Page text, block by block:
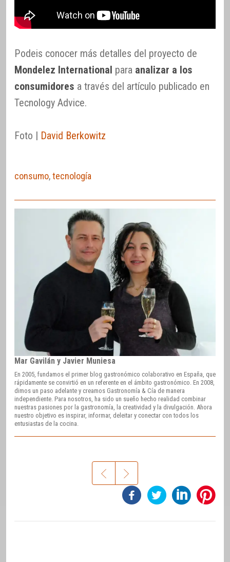
Podeis conocer más detalles del proyecto de
Mondelez International para analizar a los
consumidores a través del artículo publicado en
Tecnology Advice.
Foto | David Berkowitz
consumo,tecnología
Mar Gavilán y Javier Muniesa
En 2005, fundamos el primer blog gastronómico colaborativo en España, que
rápidamente se convirtió en un referente en el ámbito gastronómico. En 2008,
dimos un paso adelante y creamos Gastronomía & Cía de manera
independiente. Para nosotros, ha sido un sueño hecho realidad combinar
nuestras pasiones por la gastronomía, la creatividad y la divulgación. Ahora
nuestro objetivo es inspirar, informar, deleitar y conectar con todos los
entusiastas de la cocina.